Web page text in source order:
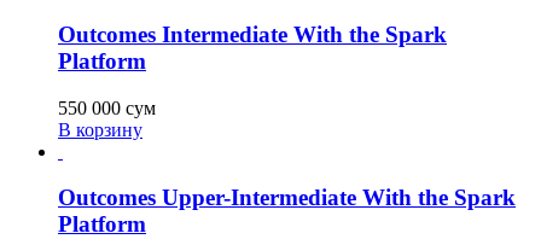
Outcomes Intermediate With the Spark
Platform
550 000 сум
В корзину
Outcomes Upper-Intermediate With the Spark
Platform